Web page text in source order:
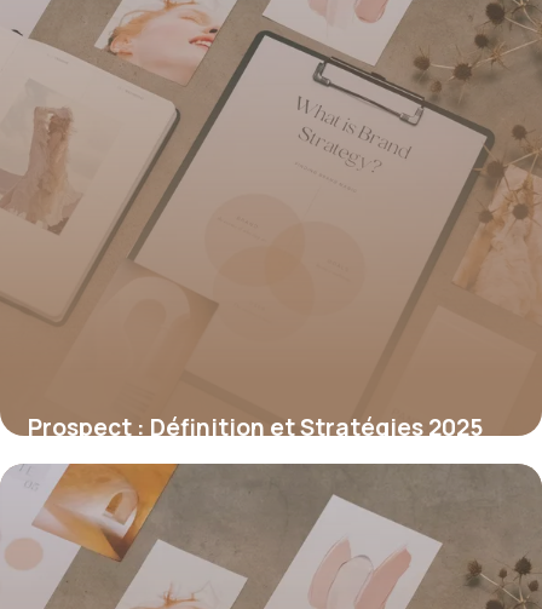
Prospect : Définition et Stratégies 2025
1 juillet 2026